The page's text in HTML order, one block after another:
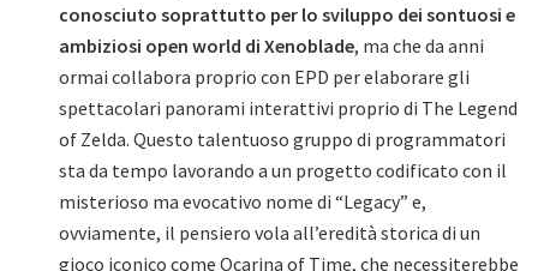
conosciuto soprattutto per lo sviluppo dei sontuosi e
ambiziosi open world di Xenoblade, ma che da anni
ormai collabora proprio con EPD per elaborare gli
spettacolari panorami interattivi proprio di The Legend
of Zelda. Questo talentuoso gruppo di programmatori
sta da tempo lavorando a un progetto codificato con il
misterioso ma evocativo nome di “Legacy” e,
ovviamente, il pensiero vola all’eredità storica di un
gioco iconico come Ocarina of Time, che necessiterebbe